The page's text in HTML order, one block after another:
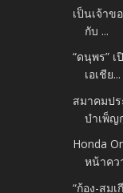
เป็นเจ้าข
กับ ...
“ดนุพร”
เอเชีย...
สมาคมป
บำเพ็ญ
Honda
หน้าคว
“ก้อง-สม